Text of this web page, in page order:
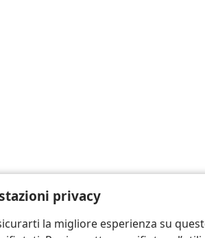
privacy
la migliore esperienza su